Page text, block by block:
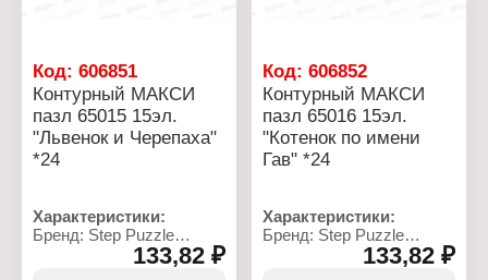
Код: 606851
Контурный МАКСИ
пазл 65015 15эл.
"Львенок и Черепаха"
*24
Характеристики:
Бренд: Step Puzzle
Артикул: 65015133,82 ₽
Код:606852
Контурный МАКСИ
пазл 65016 15эл.
"Котенок по имени
Гав" *24
Характеристики:
Бренд: Step Puzzle
Артикул: 65016133,82 ₽